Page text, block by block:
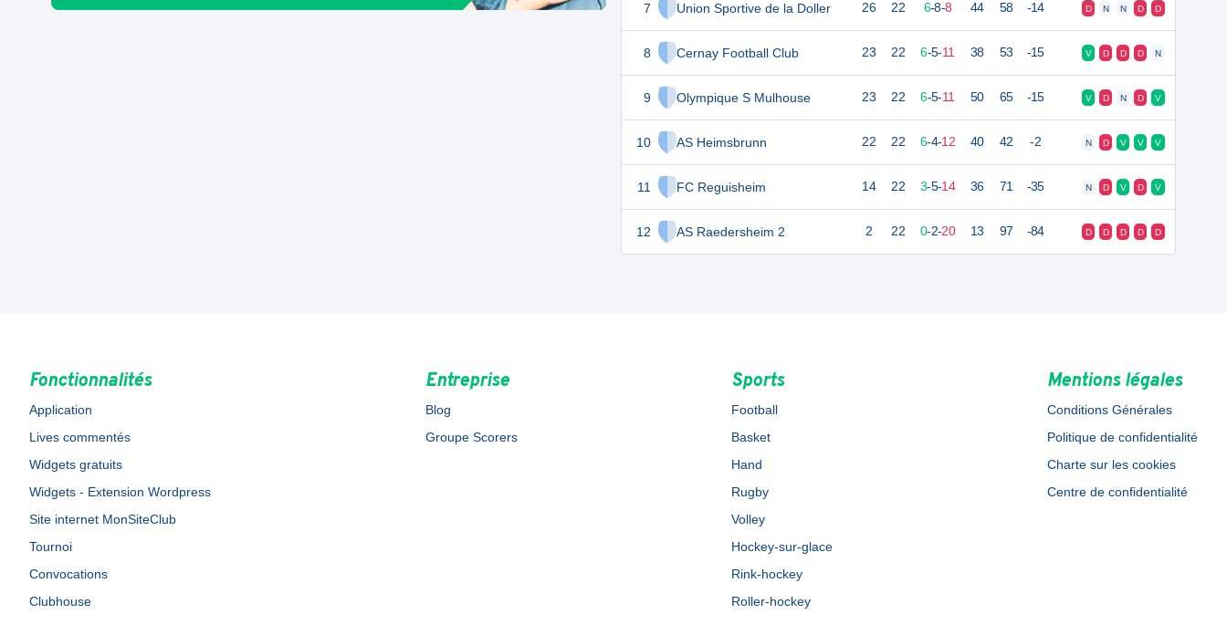
7 Union Sportive de la Doller
8 Cernay Football Club
9 Olympique S Mulhouse
10 AS Heimsbrunn
11 FC Reguisheim
12 AS Raedersheim 2
26 22 6-8-8 44 58 -14 D N N D D
23 22 6-5-11 38 53 -15 V D D D N
23 22 6-5-11 50 65 -15 V D N D V
22 22 6-4-12 40 42 -2 N D V V V
14 22 3-5-14 36 71 -35 N D V D V
2 22 0-2-20 13 97 -84 D D D D D
Fonctionnalités
Application
Lives commentés
Widgets gratuits
Widgets - Extension Wordpress
Site internet MonSiteClub
Tournoi
Convocations
Clubhouse
Entreprise
Blog
Groupe Scorers
Sports
Football
Basket
Hand
Rugby
Volley
Hockey-sur-glace
Rink-hockey
Roller-hockey
Mentions légales
Conditions Générales
Politique de confidentialité
Charte sur les cookies
Centre de confidentialité